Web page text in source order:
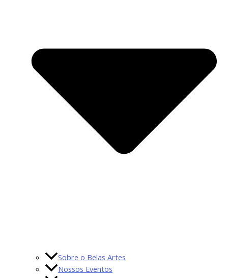
Sobre o Belas Artes
Nossos Eventos